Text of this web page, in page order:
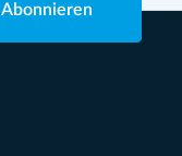
Abonnieren